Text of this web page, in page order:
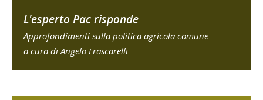
L'esperto Pac risponde
Approfondimenti sulla politica agricola comune
a cura di Angelo Frascarelli